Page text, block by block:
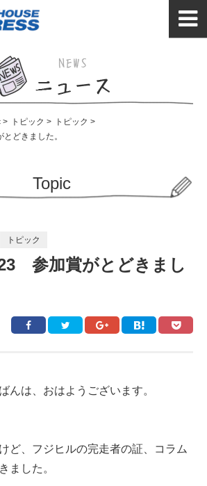
> トピック > トピック >
どきました。
Topic
トピック
参加賞がとどきまし
んは、おはようございます。
ど、フジヒルの完走者の証、コラム
ました。